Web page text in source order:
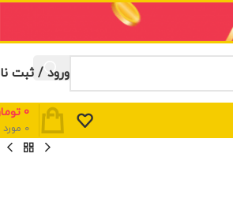
ورود / ثبت
0 مورد
0